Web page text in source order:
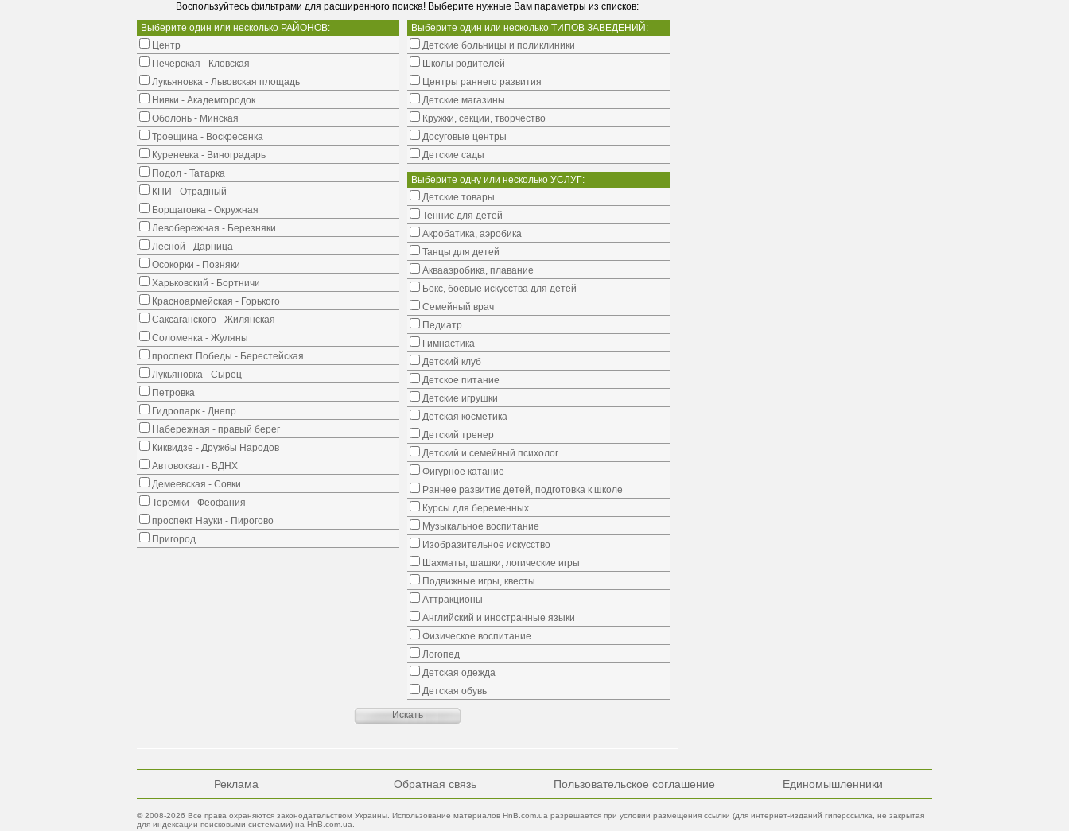
Воспользуйтесь фильтрами для расширенного поиска! Выберите нужные Вам параметры из списков:
Выберите один или несколько РАЙОНОВ:
Центр
Печерская - Кловская
Лукьяновка - Львовская площадь
Нивки - Академгородок
Оболонь - Минская
Троещина - Воскресенка
Куреневка - Виноградарь
Подол - Татарка
КПИ - Отрадный
Борщаговка - Окружная
Левобережная - Березняки
Лесной - Дарница
Осокорки - Позняки
Харьковский - Бортничи
Красноармейская - Горького
Саксаганского - Жилянская
Соломенка - Жуляны
проспект Победы - Берестейская
Лукьяновка - Сырец
Петровка
Гидропарк - Днепр
Набережная - правый берег
Киквидзе - Дружбы Народов
Автовокзал - ВДНХ
Демеевская - Совки
Теремки - Феофания
проспект Науки - Пирогово
Пригород
Выберите один или несколько ТИПОВ ЗАВЕДЕНИЙ:
Детские больницы и поликлиники
Школы родителей
Центры раннего развития
Детские магазины
Кружки, секции, творчество
Досуговые центры
Детские сады
Выберите одну или несколько УСЛУГ:
Детские товары
Теннис для детей
Акробатика, аэробика
Танцы для детей
Аквааэробика, плавание
Бокс, боевые искусства для детей
Семейный врач
Педиатр
Гимнастика
Детский клуб
Детское питание
Детские игрушки
Детская косметика
Детский тренер
Детский и семейный психолог
Фигурное катание
Раннее развитие детей, подготовка к школе
Курсы для беременных
Музыкальное воспитание
Изобразительное искусство
Шахматы, шашки, логические игры
Подвижные игры, квесты
Аттракционы
Английский и иностранные языки
Физическое воспитание
Логопед
Детская одежда
Детская обувь
Реклама Обратная связь Пользовательское соглашение Единомышленники
© 2008-2026 Все права охраняются законодательством Украины. Использование материалов HnB.com.ua разрешается при условии размещения ссылки (для интернет-изданий гиперссылка, не закрытая
для индексации поисковыми системами) на HnB.com.ua.